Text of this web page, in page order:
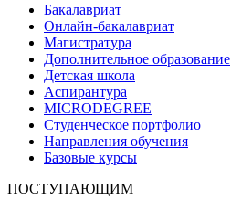
Бакалавриат
Онлайн-бакалавриат
Магистратура
Дополнительное образование
Детская школа
Аспирантура
MICRODEGREE
Студенческое портфолио
Направления обучения
Базовые курсы
ПОСТУПАЮЩИМ